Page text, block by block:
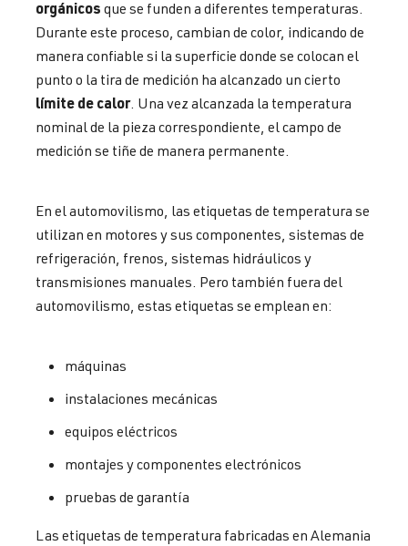
orgánicos que se funden a diferentes temperaturas.
Durante este proceso, cambian de color, indicando de
manera confiable si la superficie donde se colocan el
punto o la tira de medición ha alcanzado un cierto
límite de calor. Una vez alcanzada la temperatura
nominal de la pieza correspondiente, el campo de
medición se tiñe de manera permanente.
En el automovilismo, las etiquetas de temperatura se
utilizan en motores y sus componentes, sistemas de
refrigeración, frenos, sistemas hidráulicos y
transmisiones manuales. Pero también fuera del
automovilismo, estas etiquetas se emplean en:
máquinas
instalaciones mecánicas
equipos eléctricos
montajes y componentes electrónicos
pruebas de garantía
Las etiquetas de temperatura fabricadas en Alemania